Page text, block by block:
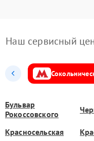
Наш сервисный
Бульвар
Рокоссовского
Красносельская